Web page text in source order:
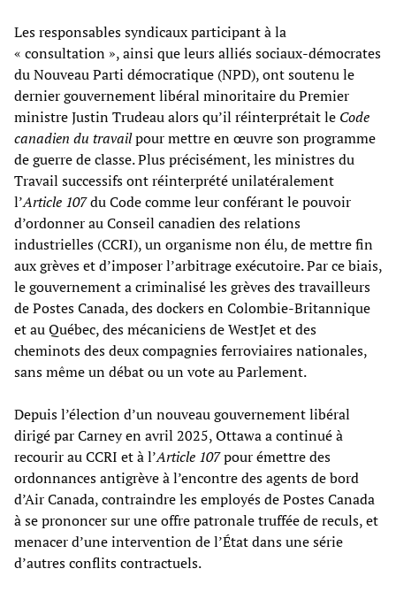
Les responsables syndicaux participant à la
« consultation », ainsi que leurs alliés sociaux-démocrates
du Nouveau Parti démocratique (NPD), ont soutenu le
dernier gouvernement libéral minoritaire du Premier
ministre Justin Trudeau alors qu’il réinterprétait le Code
canadien du travailpour mettre en œuvre son programme
de guerre de classe. Plus précisément, les ministres du
Travail successifs ont réinterprété unilatéralement
l’Article 107du Code comme leur conférant le pouvoir
d’ordonner au Conseil canadien des relations
industrielles (CCRI), un organisme non élu, de mettre fin
aux grèves et d’imposer l’arbitrage exécutoire. Par ce biais,
le gouvernement a criminalisé les grèves des travailleurs
de Postes Canada, des dockers en Colombie-Britannique
et au Québec, des mécaniciens de WestJet et des
cheminots des deux compagnies ferroviaires nationales,
sans même un débat ou un vote au Parlement.
Depuis l’élection d’un nouveau gouvernement libéral
dirigé par Carney en avril 2025, Ottawa a continué à
recourir au CCRI et à l’Article 107pour émettre des
ordonnances antigrève à l’encontre des agents de bord
d’Air Canada, contraindre les employés de Postes Canada
à se prononcer sur une offre patronale truffée de reculs, et
menacer d’une intervention de l’État dans une série
d’autres conflits contractuels.